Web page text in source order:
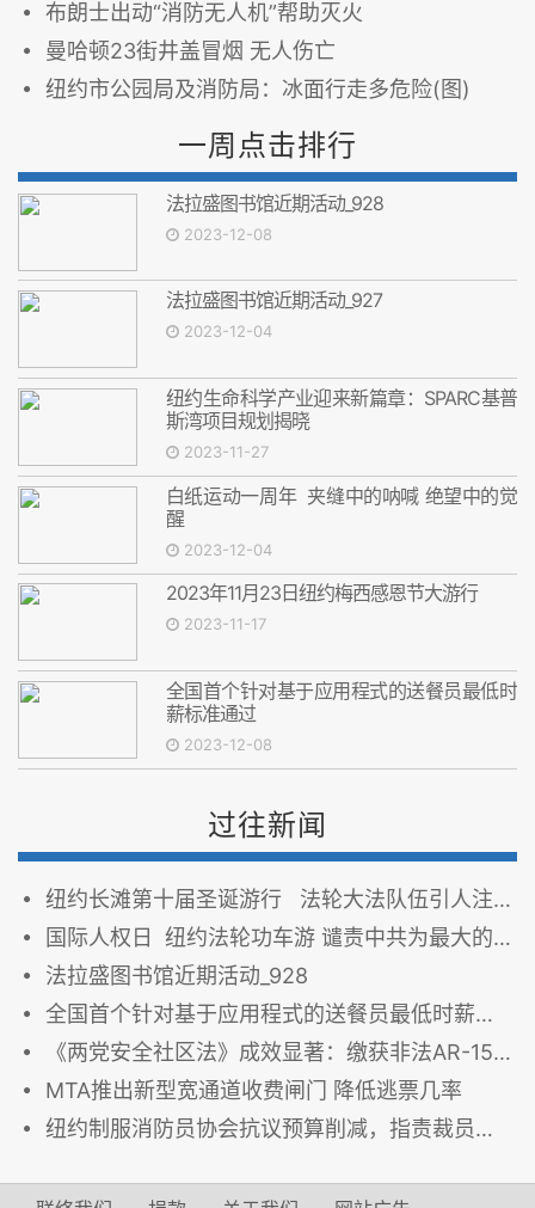
布朗士出动“消防无人机”帮助灭火
曼哈顿23街井盖冒烟 无人伤亡
纽约市公园局及消防局：冰面行走多危险(图)
一周点击排行
法拉盛图书馆近期活动_928
2023-12-08
法拉盛图书馆近期活动_927
2023-12-04
纽约生命科学产业迎来新篇章：SPARC基普
斯湾项目规划揭晓
2023-11-27
白纸运动一周年 夹缝中的呐喊 绝望中的觉
醒
2023-12-04
2023年11月23日纽约梅西感恩节大游行
2023-11-17
全国首个针对基于应用程式的送餐员最低时
薪标准通过
2023-12-08
过往新闻
纽约长滩第十届圣诞游行 法轮大法队伍引人注目
国际人权日 纽约法轮功车游 谴责中共为最大的人权迫害者
法拉盛图书馆近期活动_928
全国首个针对基于应用程式的送餐员最低时薪标准通过
《两党安全社区法》成效显著：缴获非法AR-15、捕获数百枪支贩运者
MTA推出新型宽通道收费闸门 降低逃票几率
纽约制服消防员协会抗议预算削减，指责裁员威胁社区安全